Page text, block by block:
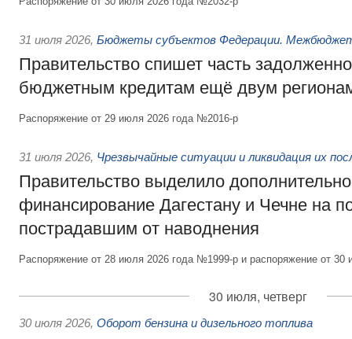
31 июля 2026, Бюджеты субъектов Федерации.
Правительство спишет часть
бюджетным кредитам ещё двум
Распоряжение от 29 июля 2026 года №2016-р
31 июля 2026, Чрезвычайные ситуации и ликвидация их
Правительство выделило
финансирование Дагестану и Чечне на
пострадавшим от наводнения
Распоряжение от 28 июля 2026 года №1999-р и распоряжение от
30 июля, четверг
30 июля 2026, Оборот бензина и дизельного топлива